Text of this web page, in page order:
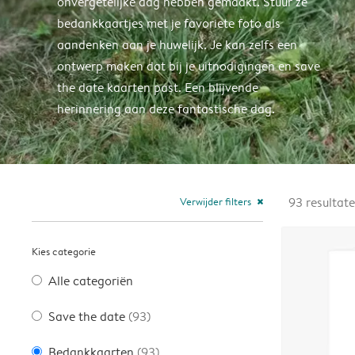
bedankkaartjes met je favoriete foto als
aandenken aan je huwelijk. Je kan zelfs een
ontwerp maken dat bij je uitnodigingen en save
the date kaarten past. Een blijvende
herinnering aan deze fantastische dag.
Verwijder filters close
Kies categorie
Alle categoriën
Save the date (93)
93